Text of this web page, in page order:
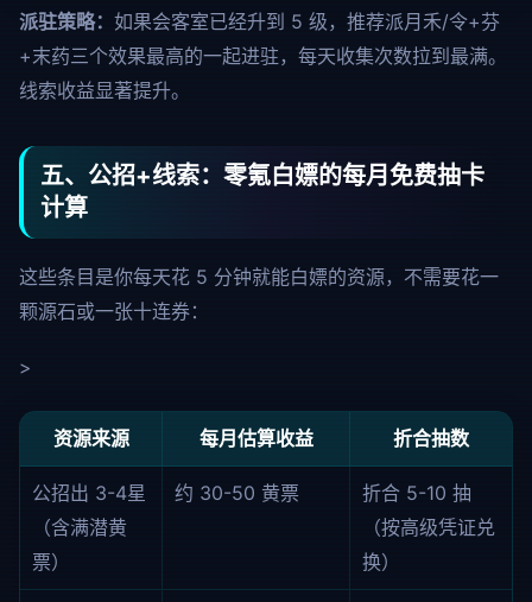
派驻策略： 如果会客室已经升到 5 级，推荐派月禾/令+芬
+末药三个效果最高的一起进驻，每天收集次数拉到最满。
线索收益显著提升。
五、公招+线索：零氪白嫖的每月免费抽卡
计算
这些条目是你每天花 5 分钟就能白嫖的资源，不需要花一
颗源石或一张十连券：
>
资源来源 每月估算收益 折合抽数
公招出 3-4星
（含满潜黄
票）
约 30-50 黄票
折合 5-10 抽
（按高级凭证兑
换）